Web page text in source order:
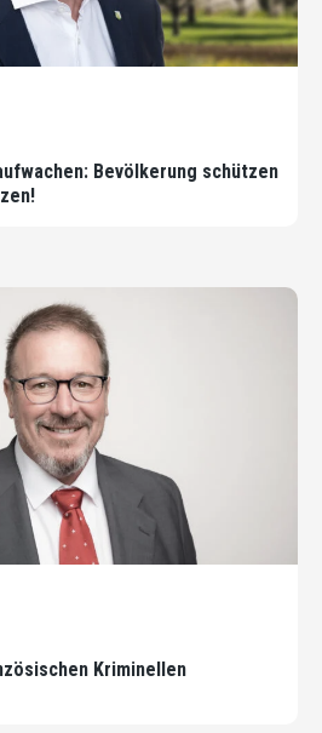
Bevölkerung schützen
Kriminellen